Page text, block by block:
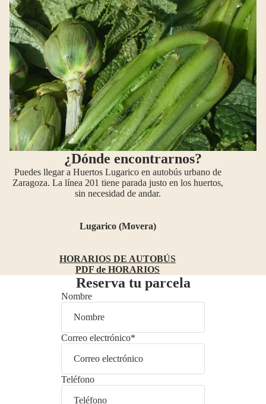
¿Dónde encontrarnos?
Puedes llegar a Huertos Lugarico en autobús urbano de
Zaragoza. La línea 201 tiene parada justo en los huertos,
sin necesidad de andar.
Lugarico (Movera)
HORARIOS DE AUTOBÚS
PDF de HORARIOS
Reserva tu parcela
Nombre
Correo electrónico*
Teléfono